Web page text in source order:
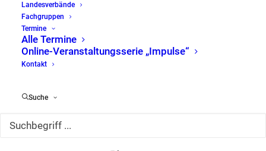
Landesverbände
Fachgruppen
Termine
Alle Termine
Online-Veranstaltungsserie „Impulse“
Kontakt
Suche